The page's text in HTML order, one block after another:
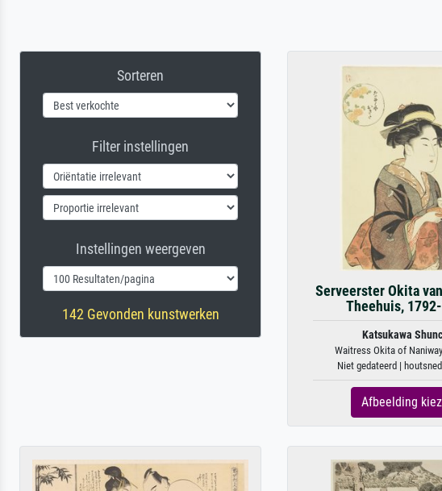
Sorteren
Filter instellingen
Instellingen weergeven
142 Gevonden kunstwerken
Serveerster Okita
Theehuis,
Katsukawa
Waitress Okita of
Niet gedateerd |
Afbeelding